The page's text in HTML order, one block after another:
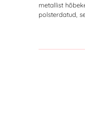
metallist
polsterdatud,